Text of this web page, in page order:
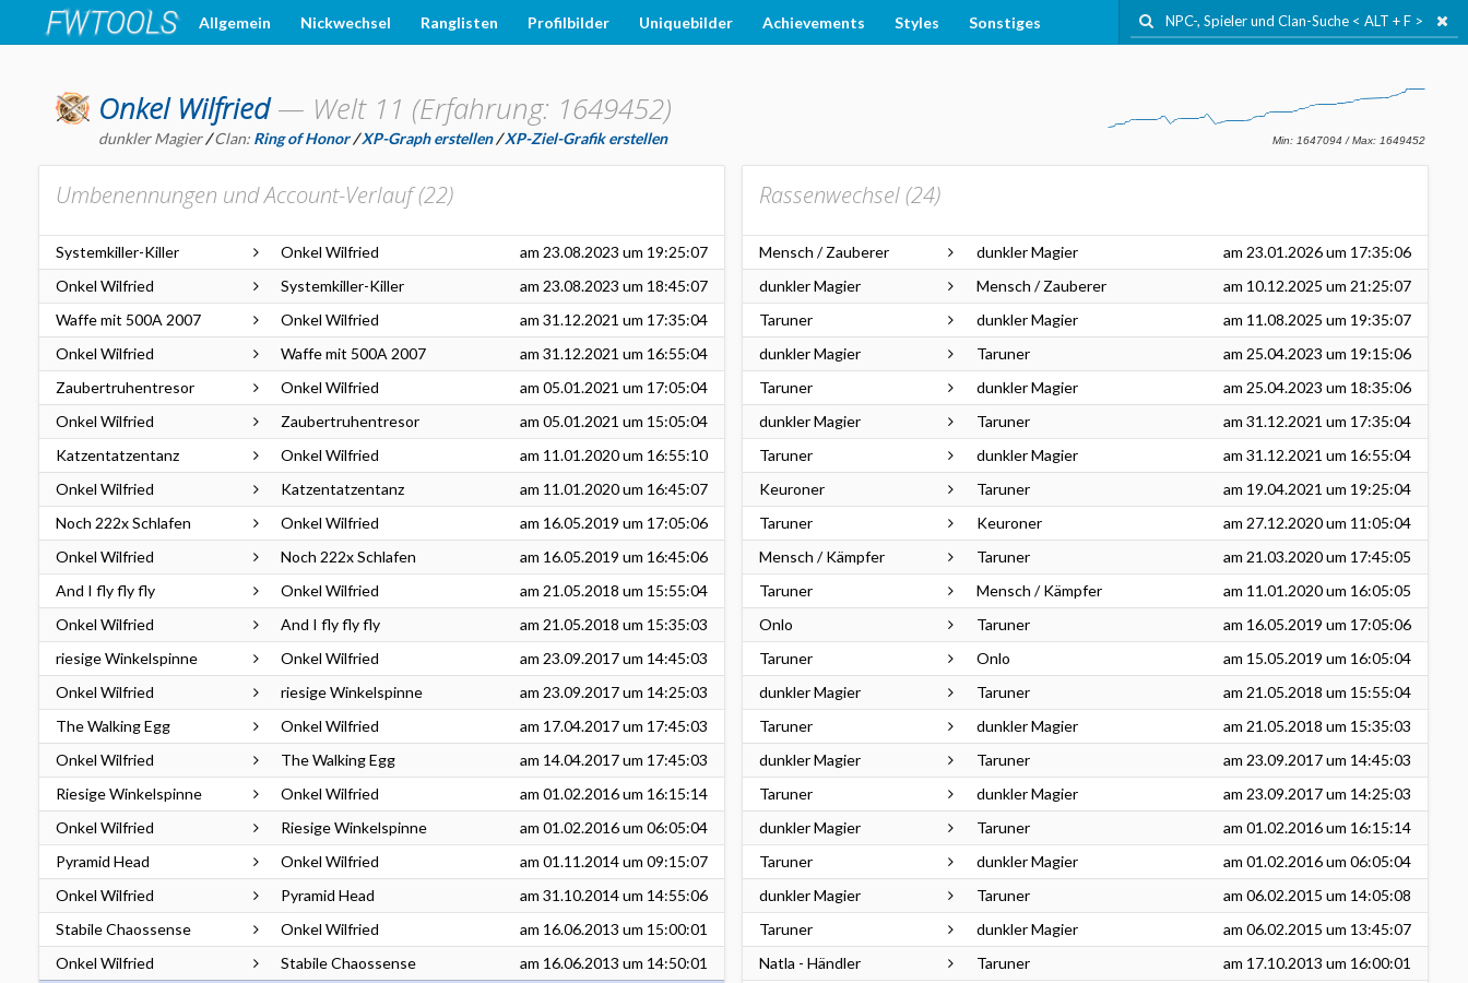
Allgemein Nickwechsel Ranglisten Profilbilder Uniquebilder Achievements Styles Sonstiges
Onkel Wilfried — Welt 11 (Erfahrung: 1649452)
dunkler Magier/Clan: Ring of Honor /XP-Graph erstellen/XP-Ziel-Grafik erstellen
Umbenennungen und Account-Verlauf (22)
Systemkiller-Killer Onkel Wilfried am 23.08.2023 um 19:25:07
Onkel Wilfried
Systemkiller-Killer am 23.08.2023 um 18:45:07
Waffe mit 500A 2007
Onkel Wilfried am 31.12.2021 um 17:35:04
Onkel Wilfried
Waffe mit 500A 2007 am 31.12.2021 um 16:55:04
Zaubertruhentresor
Onkel Wilfried am 05.01.2021 um 17:05:04
Onkel Wilfried
Zaubertruhentresor am 05.01.2021 um 15:05:04
Katzentatzentanz
Onkel Wilfried am 11.01.2020um 16:55:10
Onkel Wilfried
Katzentatzentanz am 11.01.2020um 16:45:07
Noch 222x Schlafen
Onkel Wilfried am 16.05.2019 um 17:05:06
Onkel Wilfried
Noch 222x Schlafen am 16.05.2019 um 16:45:06
And I fly fly fly
Onkel Wilfried am 21.05.2018 um 15:55:04
Onkel Wilfried
And I fly fly fly am 21.05.2018 um 15:35:03
riesige Winkelspinne
Onkel Wilfried am 23.09.2017um 14:45:03
Onkel Wilfried
riesige Winkelspinne am 23.09.2017um 14:25:03
The Walking Egg
Onkel Wilfried am 17.04.2017um 17:45:03
Onkel Wilfried
The Walking Egg am 14.04.2017um 17:45:03
Riesige Winkelspinne
Onkel Wilfried am 01.02.2016um 16:15:14
Onkel Wilfried
Riesige Winkelspinne am 01.02.2016um 06:05:04
Pyramid Head
Onkel Wilfried am 01.11.2014um 09:15:07
Onkel Wilfried
Pyramid Head am 31.10.2014um 14:55:06
Stabile Chaossense
Onkel Wilfried am 16.06.2013 um 15:00:01
Onkel Wilfried
Stabile Chaossense am 16.06.2013 um 14:50:01
Rassenwechsel (24)
Mensch / Zauberer dunkler Magier am 23.01.2026um 17:35:06
dunkler Magier
Mensch / Zauberer am 10.12.2025 um 21:25:07
Taruner
dunkler Magier am 11.08.2025 um 19:35:07
dunkler Magier
Taruner am 25.04.2023 um 19:15:06
Taruner
dunkler Magier am 25.04.2023 um 18:35:06
dunkler Magier
Taruner am 31.12.2021 um 17:35:04
Taruner
dunkler Magier am 31.12.2021 um 16:55:04
Keuroner
Taruner am 19.04.2021 um 19:25:04
Taruner
Keuroner am 27.12.2020um 11:05:04
Mensch / Kämpfer
Taruner am 21.03.2020um 17:45:05
Taruner
Mensch / Kämpfer am 11.01.2020um 16:05:05
Onlo
Taruner am 16.05.2019 um 17:05:06
Taruner
Onlo am 15.05.2019 um 16:05:04
dunkler Magier
Taruner am 21.05.2018 um 15:55:04
Taruner
dunkler Magier am 21.05.2018 um 15:35:03
dunkler Magier
Taruner am 23.09.2017um 14:45:03
Taruner
dunkler Magier am 23.09.2017um 14:25:03
dunkler Magier
Taruner am 01.02.2016um 16:15:14
Taruner
dunkler Magier am 01.02.2016um 06:05:04
dunkler Magier
Taruner am 06.02.2015 um 14:05:08
Taruner
dunkler Magier am 06.02.2015 um 13:45:07
Natla - Händler
Taruner am 17.10.2013 um 16:00:01